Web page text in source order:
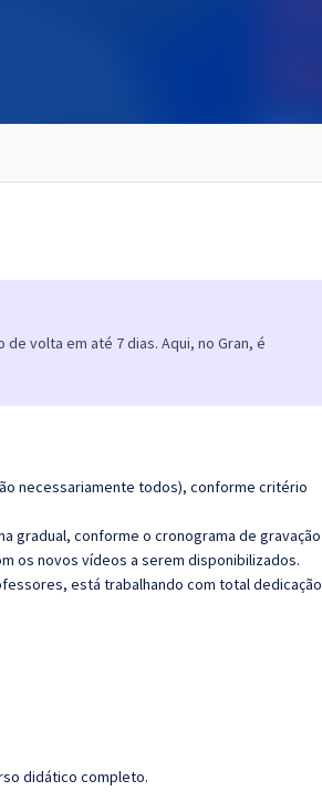
volta em até 7 dias. Aqui, no Gran, é
necessariamente todos), conforme critério
gradual, conforme o cronograma de gravação
os novos vídeos a serem disponibilizados.
está trabalhando com total dedicação
didático completo.